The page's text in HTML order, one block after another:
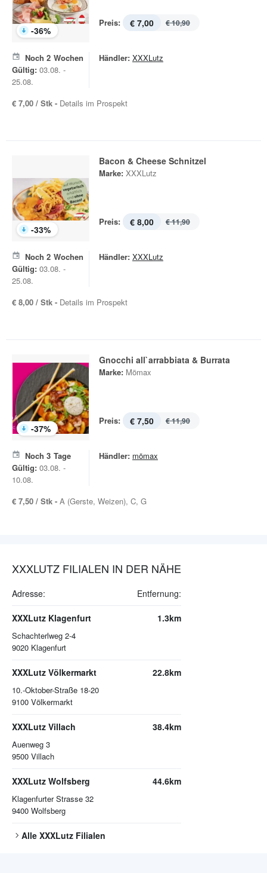
-36%
Preis: € 7,00 € 10,90
Noch 2 Wochen
Gültig: 03.08. -
25.08.
Händler: XXXLutz
€ 7,00 / Stk - Details im Prospekt
-33%
Bacon & Cheese Schnitzel
Marke: XXXLutz
Preis: € 8,00 € 11,90
Noch 2 Wochen
Gültig: 03.08. -
25.08.
Händler: XXXLutz
€ 8,00 / Stk - Details im Prospekt
-37%
Gnocchi all`arrabbiata & Burrata
Marke: Mömax
Preis: € 7,50 € 11,90
Noch 3 Tage
Gültig: 03.08. -
10.08.
Händler: mömax
€ 7,50 / Stk - A (Gerste, Weizen), C, G
XXXLUTZ FILIALEN IN DER NÄHE
Adresse: Entfernung:
XXXLutz Klagenfurt
Schachterlweg 2-4
9020 Klagenfurt
1.3km
XXXLutz Völkermarkt
10.-Oktober-Straße 18-20
9100 Völkermarkt
22.8km
XXXLutz Villach
Auenweg 3
9500 Villach
38.4km
XXXLutz Wolfsberg
Klagenfurter Strasse 32
9400 Wolfsberg
44.6km
Alle XXXLutz Filialen